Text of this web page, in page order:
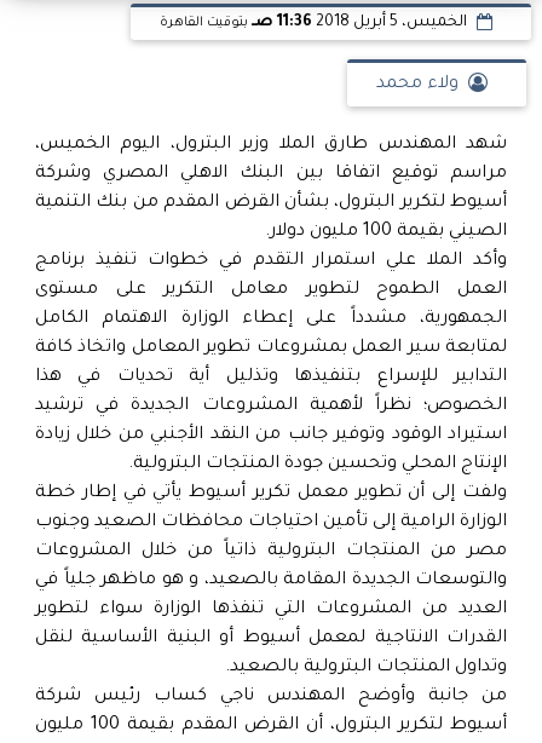
الخميس، 5 أبريل 2018 11:36 صـ بتوقيت القاهرة
ولاء محمد
شهد المهندس طارق الملا وزير البترول، اليوم الخميس،
مراسم توقيع اتفاقا بين البنك الاهلي المصري وشركة
أسيوط لتكرير البترول، بشأن القرض المقدم من بنك التنمية
الصيني بقيمة 100 مليون دولار.
وأكد الملا علي استمرار التقدم في خطوات تنفيذ برنامج
العمل الطموح لتطوير معامل التكرير على مستوى
الجمهورية، مشدداً على إعطاء الوزارة الاهتمام الكامل
لمتابعة سير العمل بمشروعات تطوير المعامل واتخاذ كافة
التدابير للإسراع بتنفيذها وتذليل أية تحديات في هذا
الخصوص؛ نظراً لأهمية المشروعات الجديدة في ترشيد
استيراد الوقود وتوفير جانب من النقد الأجنبي من خلال زيادة
الإنتاج المحلي وتحسين جودة المنتجات البترولية.
ولفت إلى أن تطوير معمل تكرير أسيوط يأتي في إطار خطة
الوزارة الرامية إلى تأمين احتياجات محافظات الصعيد وجنوب
مصر من المنتجات البترولية ذاتياً من خلال المشروعات
والتوسعات الجديدة المقامة بالصعيد، و هو ماظهر جلياً في
العديد من المشروعات التي تنفذها الوزارة سواء لتطوير
القدرات الانتاجية لمعمل أسيوط أو البنية الأساسية لنقل
وتداول المنتجات البترولية بالصعيد.
من جانبة وأوضح المهندس ناجي كساب رئيس شركة
أسيوط لتكرير البترول، أن القرض المقدم بقيمة 100 مليون